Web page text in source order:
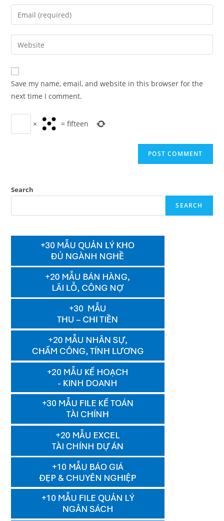
name
comment
Enter
your
email
address
comment
Enter
your
website
URL
(optional)
Save my name, email, and website in this browser for the
next time I comment.
× =fifteen
Search
SEARCH